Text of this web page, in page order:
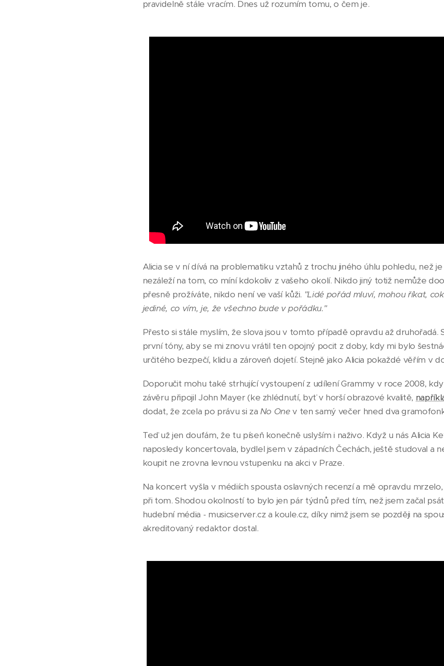
pravidelně stále vracím. Dnes už rozumím tomu, o čem je.
Alicia se v ní dívá na problematiku vztahů z trochu jiného úhlu pohledu, než
nezáleží na tom, co míní kdokoliv z vašeho okolí. Nikdo jiný totiž nemůže
přesně prožíváte, nikdo není ve vaší kůži. "Lidé pořád mluví, mohou říkat,
jediné, co vím, je, že všechno bude v pořádku."
Přesto si stále myslím, že slova jsou v tomto případě opravdu až druhořadá.
první tóny, aby se mi znovu vrátil ten opojný pocit z doby, kdy mi bylo
určitého bezpečí, klidu a zároveň dojetí. Stejně jako Alicia pokaždé věřím v
Doporučit mohu také strhující vystoupení z udílení Grammy v roce 2008,
závěru připojil John Mayer (ke zhlédnutí, byť v horší obrazové kvalitě,
dodat, že zcela po právu si za No Onev ten samý večer hned dva
Teď už jen doufám, že tu píseň konečně uslyším i naživo. Když u nás Alicia
naposledy koncertovala, bydlel jsem v západních Čechách, ještě studoval a
koupit ne zrovna levnou vstupenku na akci v Praze.
Na koncert vyšla v médiích spousta oslavných recenzí a mě opravdu
při tom. Shodou okolností to bylo jen pár týdnů před tím, než jsem začal
hudební média - musicserver.cz a koule.cz, díky nimž jsem se později na
akreditovaný redaktor dostal.